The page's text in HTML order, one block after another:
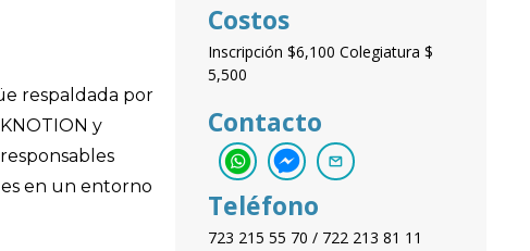
respaldada por
y
en un entorno
Costos
Inscripción $6,100 Colegiatura $
5,500
Contacto
Teléfono
723 215 55 70 / 722 213 81 11